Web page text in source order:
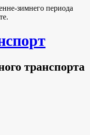
зимнего периода
транспорта